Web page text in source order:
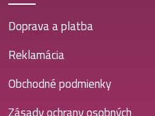
Doprava a platba
Reklamácia
Obchodné podmienky